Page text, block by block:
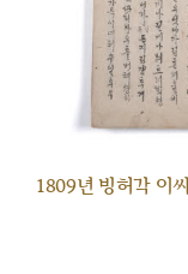
1809년 빙허각 이